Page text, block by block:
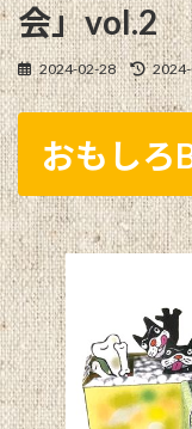
会」vol.2
2024-02-28
最
終
更
日
時
おもしろ